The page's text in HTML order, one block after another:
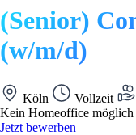
(Senior)
(w/m/d)
Köln Vollzeit
Kein Homeoffice möglich
Jetzt bewerben